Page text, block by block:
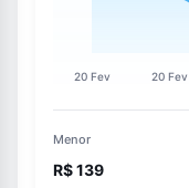
Menor
R$ 139